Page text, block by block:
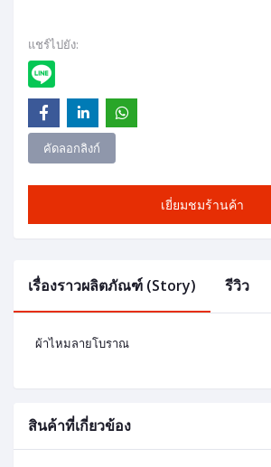
แชร์ไปยัง:
คัดลอกลิงก์
เยี่ยมชมร้านค้า
เรื่องราวผลิตภัณฑ์ (Story) รีวิว
ผ้าไหมลายโบราณ
สินค้าที่เกี่ยวข้อง